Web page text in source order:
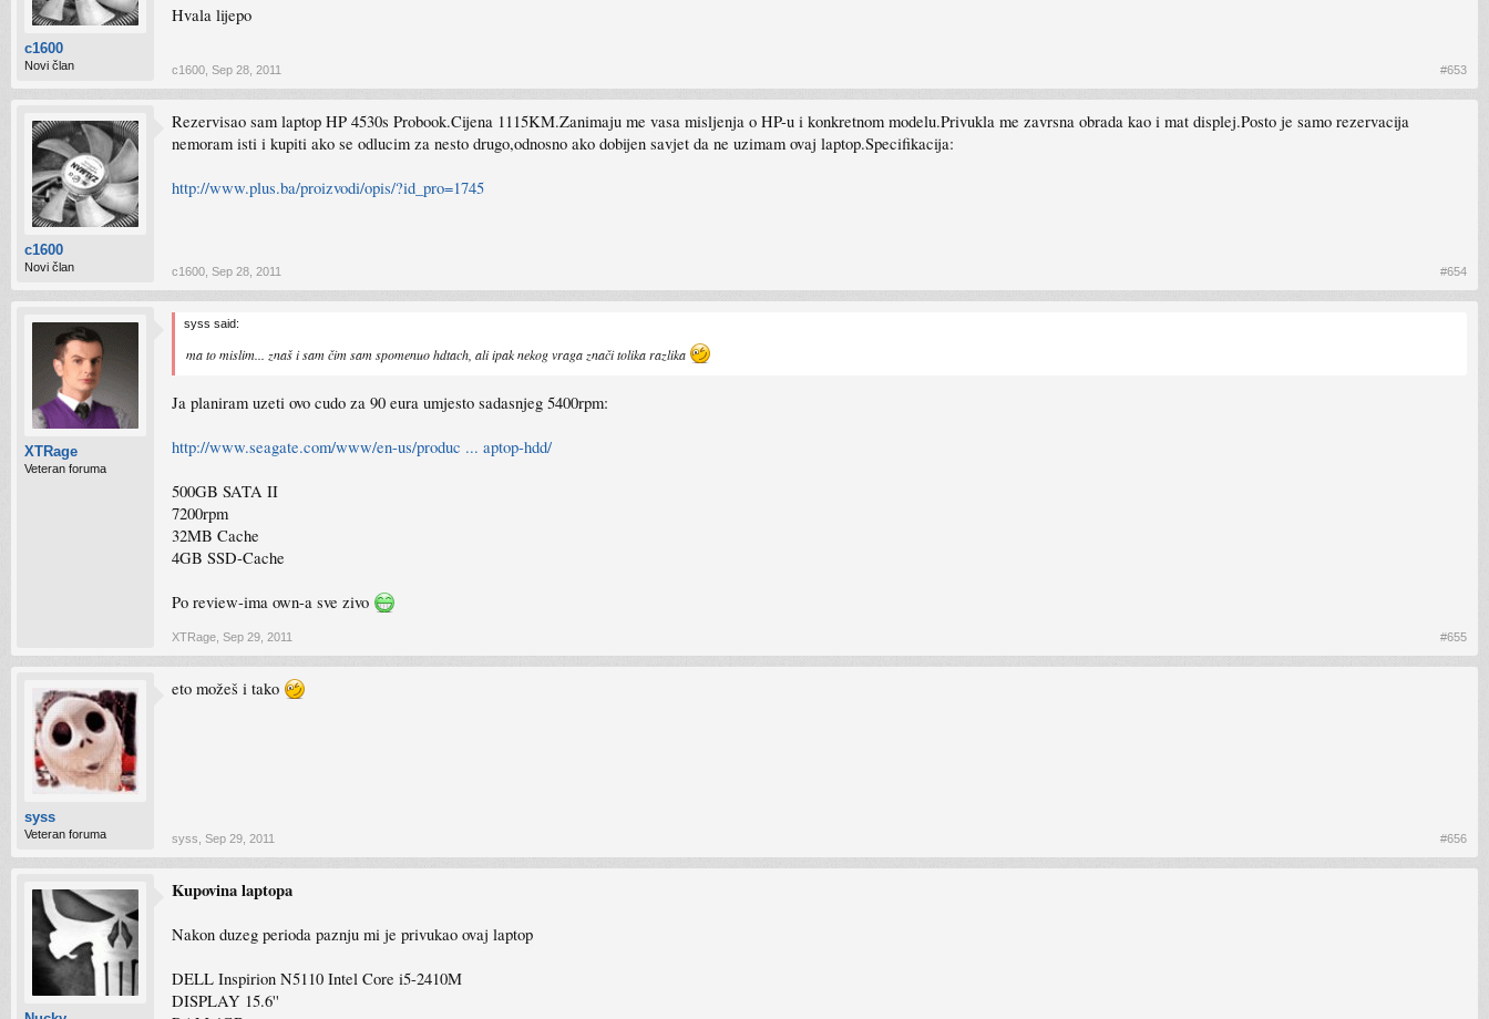
c1600
Novi član
Hvala lijepo
c1600 Sep 28, 2011 #653
c1600
Novi član
Rezervisao sam laptop HP 4530s Probook.Cijena 1115KM.Zanimaju me vasa misljenja o HP-u i konkretnom modelu.Privukla me zavrsna obrada kao i mat displej.Posto je samo rezervacija
nemoram isti i kupiti ako se odlucim za nesto drugo,odnosno ako dobijen savjet da ne uzimam ovaj laptop.Specifikacija:
http://www.plus.ba/proizvodi/opis/?id_pro=1745
c1600 Sep 28, 2011 #654
XTRage
Veteran foruma
syss said:
ma to mislim... znaš i sam čim sam spomenuo hdtach, ali ipak nekog vraga znači tolika razlika
Ja planiram uzeti ovo cudo za 90 eura umjesto sadasnjeg 5400rpm:
http://www.seagate.com/www/en-us/produc ... aptop-hdd/
500GB SATA II
7200rpm
32MB Cache
4GB SSD-Cache
Po review-ima own-a sve zivo
XTRage Sep 29, 2011 #655
syss
Veteran foruma
eto možeš i tako
syss Sep 29, 2011 #656
Kupovina laptopa
Nakon duzeg perioda paznju mi je privukao ovaj laptop
DELL Inspirion N5110 Intel Core i5-2410M
DISPLAY 15.6''